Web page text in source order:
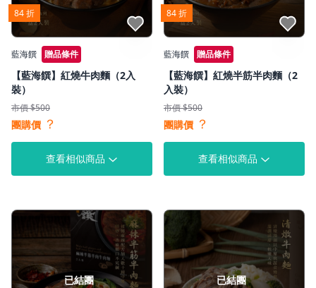
84 折
藍海饌 贈品條件
【藍海饌】紅燒牛肉麵（2入
裝）
市價 $500
團購價 ？
查看相似商品
84 折
藍海饌 贈品條件
【藍海饌】紅燒半筋半肉麵（2
入裝）
市價 $500
團購價 ？
查看相似商品
已結團 已結團